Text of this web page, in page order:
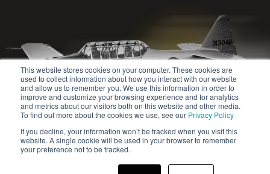
This website stores cookies on your computer. These cookies are
used to collect information about how you interact with our website
and allow us to remember you. We use this information in order to
improve and customize your browsing experience and for analytics
and metrics about our visitors both on this website and other media.
To find out more about the cookies we use, see our Privacy Policy
If you decline, your information won’t be tracked when you visit this
website. A single cookie will be used in your browser to remember
your preference not to be tracked.
© 2020-2024 Safety Jogger All rights reserved
Site map
Polityka prywatności